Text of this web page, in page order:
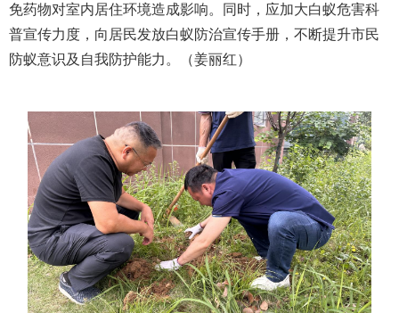
免药物对室内居住环境造成影响。同时，应加大白蚁危害科
普宣传力度，向居民发放白蚁防治宣传手册，不断提升市民
防蚁意识及自我防护能力。（姜丽红）